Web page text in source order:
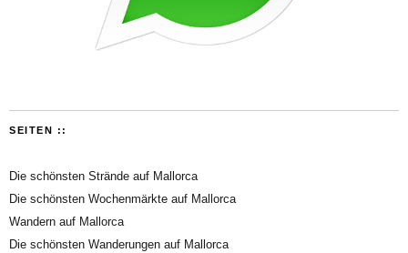
SEITEN ::
Die schönsten Strände auf Mallorca
Die schönsten Wochenmärkte auf Mallorca
Wandern auf Mallorca
Die schönsten Wanderungen auf Mallorca